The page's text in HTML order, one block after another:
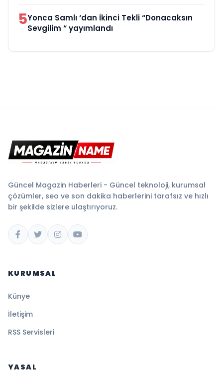
5Yonca Samlı ‘dan İkinci Tekli “Donacaksın
Sevgilim “ yayımlandı
Güncel Magazin Haberleri - Güncel teknoloji, kurumsal
çözümler, seo ve son dakika haberlerini tarafsız ve hızlı
bir şekilde sizlere ulaştırıyoruz.
KURUMSAL
Künye
İletişim
RSS Servisleri
YASAL